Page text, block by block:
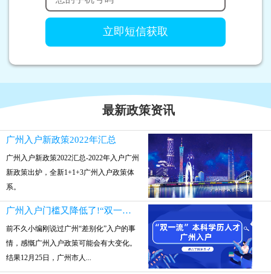
最新政策资讯
广州入户新政策2022年汇总
广州入户新政策2022汇总-2022年入户广州
新政策出炉，全新1+1+3广州入户政策体
系。
广州入户门槛又降低了!“双一流”本科参保就可入户
前不久小编刚说过广州“差别化”入户的事
情，感慨广州入户政策可能会有大变化。
结果12月25日，广州市人...